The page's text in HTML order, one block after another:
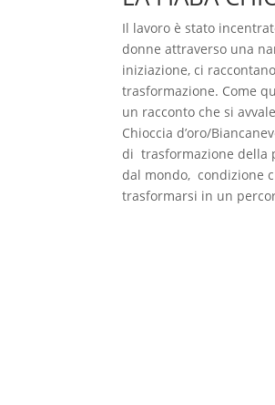
Il lavoro è stato
donne attraverso una
iniziazione, ci
trasformazione. Come
un racconto che si
Chioccia d’oro/
di trasformazione della
dal mondo, condizione
trasformarsi in un